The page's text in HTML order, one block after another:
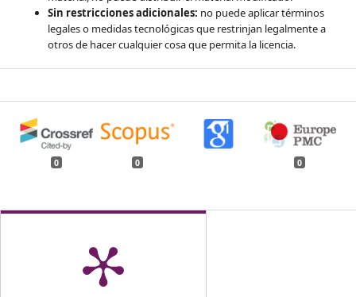
Sin restricciones adicionales: no puede aplicar términos
legales o medidas tecnológicas que restrinjan legalmente a
otros de hacer cualquier cosa que permita la licencia.
0 0 0